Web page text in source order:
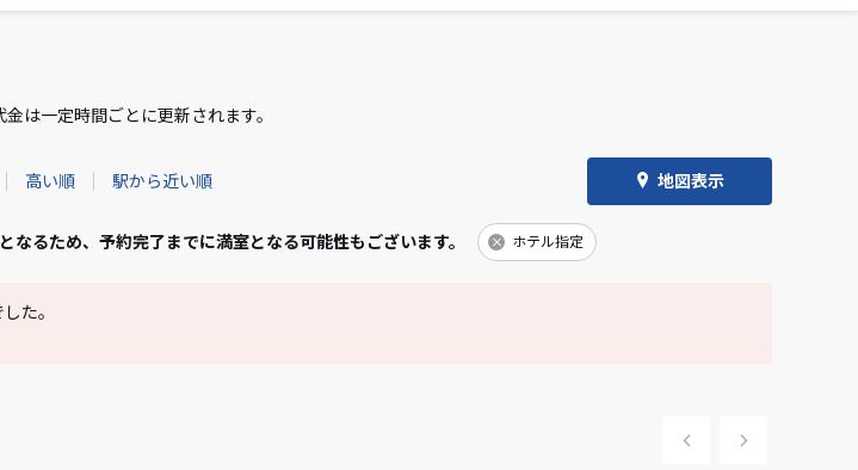
は一定時間ごとに更新されます。
地図表示
るため、予約完了までに満室となる可能性もございます。 ホテル指定
高い順 駅から近い順
た。